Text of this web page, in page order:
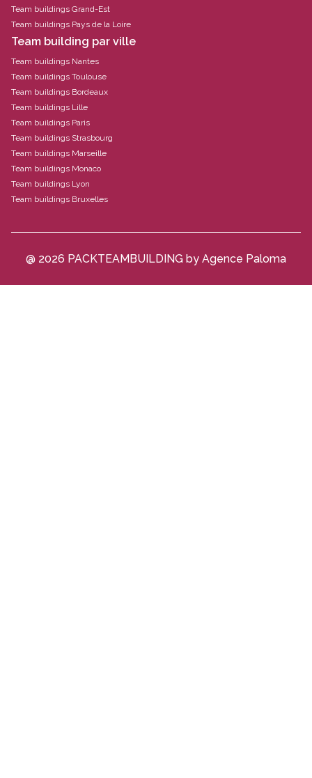
Team buildings Grand-Est
Team buildings Pays de la Loire
Team building par ville
Team buildings Nantes
Team buildings Toulouse
Team buildings Bordeaux
Team buildings Lille
Team buildings Paris
Team buildings Strasbourg
Team buildings Marseille
Team buildings Monaco
Team buildings Lyon
Team buildings Bruxelles
@ 2026 PACKTEAMBUILDING by Agence Paloma